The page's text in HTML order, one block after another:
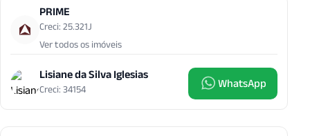
PRIME
Creci: 25.321J
Ver todos os imóveis
Lisiane da Silva Iglesias
Creci: 34154 WhatsApp